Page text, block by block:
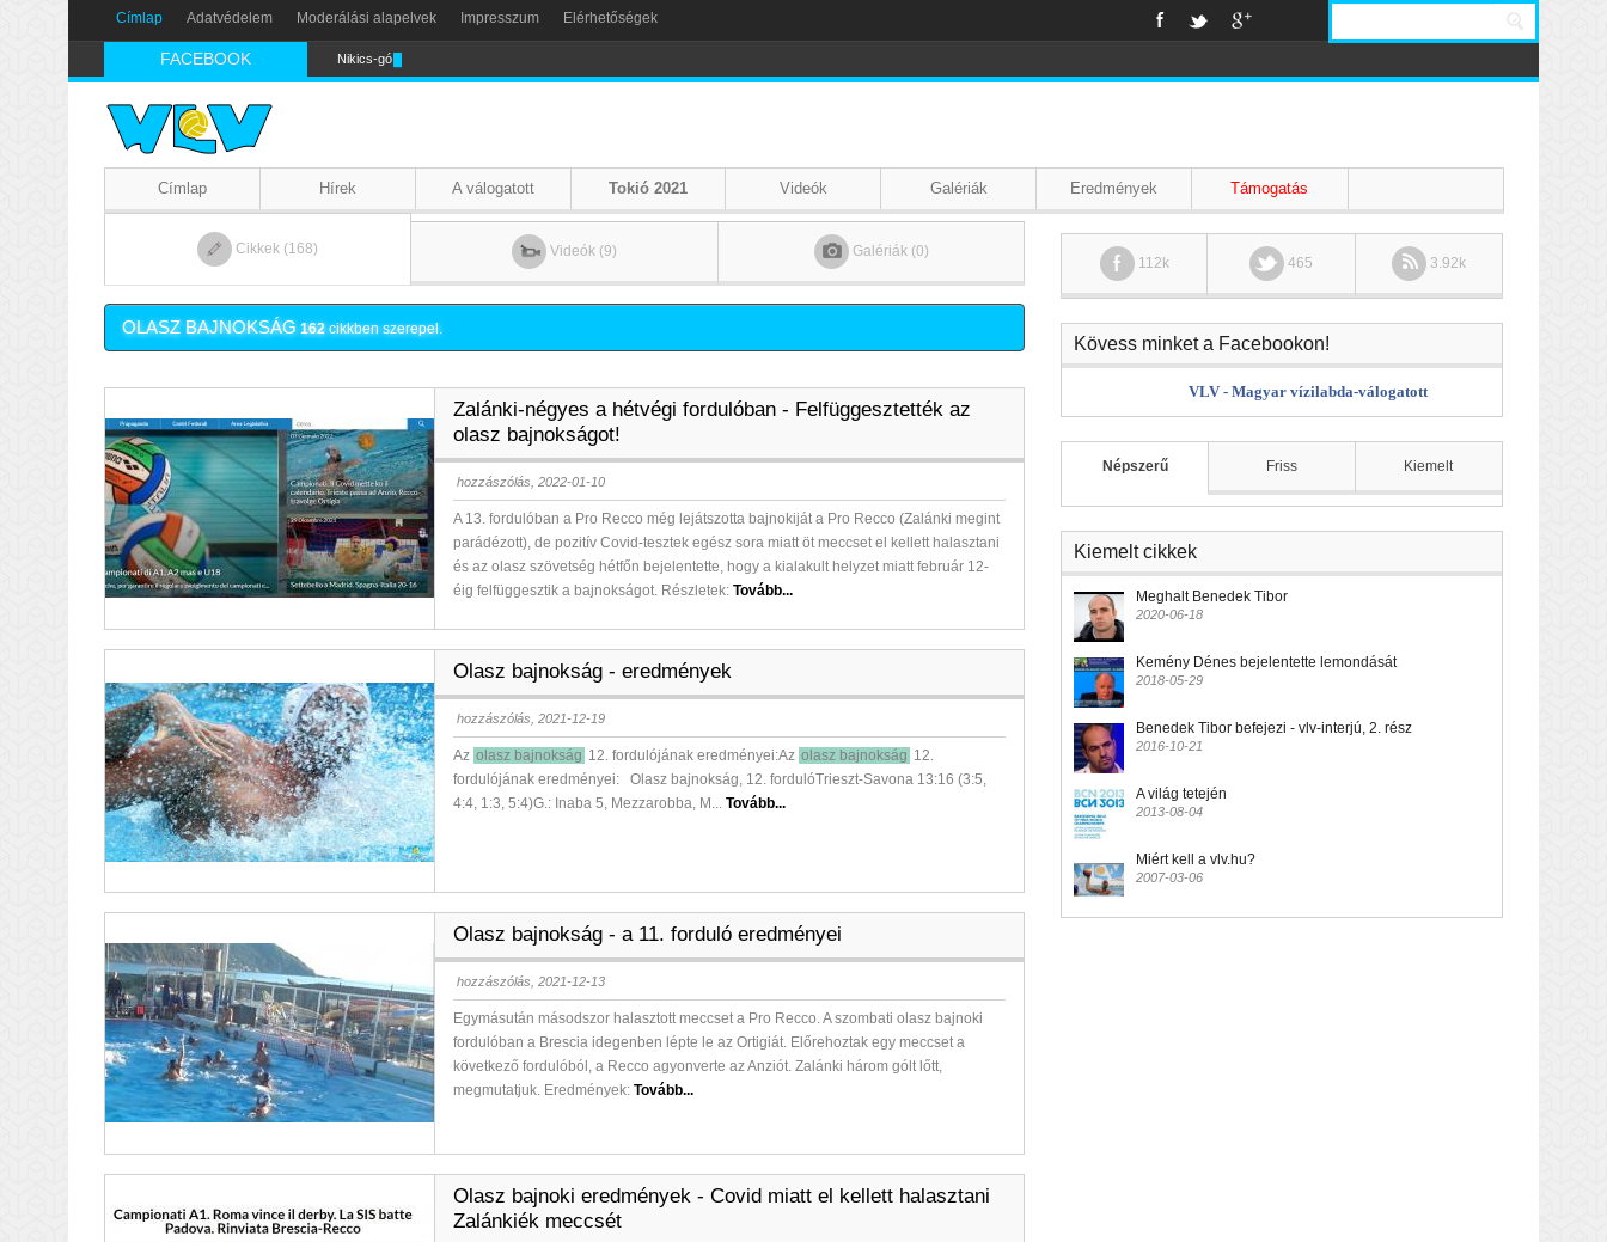
Címlap Adatvédelem Moderálási alapelvek Impresszum Elérhetőségek
FACEBOOK Nikics-gól lábbal
Címlap Hírek A válogatott Tokió 2021 Videók Galériák Eredmények Támogatás
Cikkek (168) Videók (9) Galériák (0)
OLASZ BAJNOKSÁG 162cikkben szerepel.
Zalánki-négyes a hétvégi fordulóban - Felfüggesztették az
olasz bajnokságot!
hozzászólás, 2022-01-10
A 13. fordulóban a Pro Recco még lejátszotta bajnokiját a Pro Recco (Zalánki megint
parádézott), de pozitív Covid-tesztek egész sora miatt öt meccset el kellett halasztani
és az olasz szövetség hétfőn bejelentette, hogy a kialakult helyzet miatt február 12-
éig felfüggesztik a bajnokságot. Részletek:Tovább...
Olasz bajnokság - eredmények
hozzászólás, 2021-12-19
Az olasz bajnokság 12. fordulójának eredményei:Az olasz bajnokság 12.
fordulójának eredményei: Olasz bajnokság, 12. fordulóTrieszt-Savona 13:16 (3:5,
4:4, 1:3, 5:4)G.: Inaba 5, Mezzarobba, M...Tovább...
Olasz bajnokság - a 11. forduló eredményei
hozzászólás, 2021-12-13
Egymásután másodszor halasztott meccset a Pro Recco. A szombati olasz bajnoki
fordulóban a Brescia idegenben lépte le az Ortigiát. Előrehoztak egy meccset a
következő fordulóból, a Recco agyonverte az Anziót. Zalánki három gólt lőtt,
megmutatjuk. Eredmények:Tovább...
Olasz bajnoki eredmények - Covid miatt el kellett halasztani
Zalánkiék meccsét
112k 465 3.92k
Kövess minket a Facebookon!
VLV - Magyar vízilabda-válogatott
Népszerű Friss Kiemelt
Kiemelt cikkek
Meghalt Benedek Tibor
2020-06-18
Kemény Dénes bejelentette lemondását
2018-05-29
Benedek Tibor befejezi - vlv-interjú, 2. rész
2016-10-21
A világ tetején
2013-08-04
Miért kell a vlv.hu?
2007-03-06